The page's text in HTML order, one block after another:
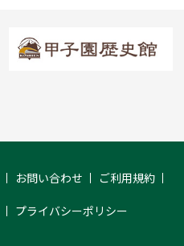
お問い合わせ ご利用規約
プライバシーポリシー